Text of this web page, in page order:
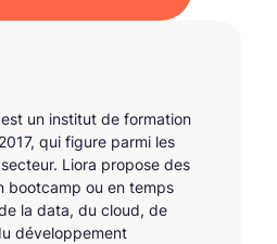
un institut de formation
qui figure parmi les
Liora propose des
bootcamp ou en temps
la data, du cloud, de
développement